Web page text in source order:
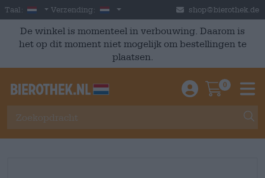
Skip to main content
Taal: Dutch
Verzending: Nederland shop@bierothek.de
De winkel is momenteel in verbouwing. Daarom is
het op dit moment niet mogelijk om bestellingen te
plaatsen.
Einloggen /
0